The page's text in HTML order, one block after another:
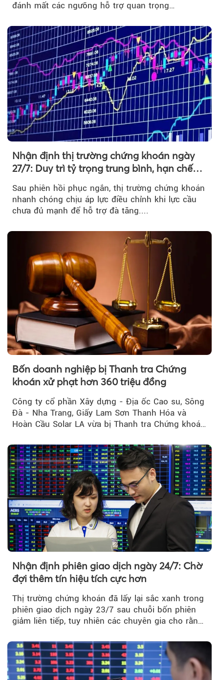
đánh mất các ngưỡng hỗ trợ quan trọng…
Nhận định thị trường chứng khoán ngày
27/7: Duy trì tỷ trọng trung bình, hạn chế
Sau phiên hồi phục ngắn, thị trường chứng khoán
nhanh chóng chịu áp lực điều chỉnh khi lực cầu
chưa đủ mạnh để hỗ trợ đà tăng....
Bốn doanh nghiệp bị Thanh tra Chứng
khoán xử phạt hơn 360 triệu đồng
Công ty cổ phần Xây dựng - Địa ốc Cao su, Sông
Đà - Nha Trang, Giấy Lam Sơn Thanh Hóa và
Hoàn Cầu Solar LA vừa bị Thanh tra Chứng khoán
do vi phạm quy định về công bố thông tin trên
thị trường chứng khoán.
Nhận định phiên giao dịch ngày 24/7: Chờ
đợi thêm tín hiệu tích cực hơn
Thị trường chứng khoán đã lấy lại sắc xanh trong
phiên giao dịch ngày 23/7 sau chuỗi bốn phiên
giảm liên tiếp, tuy nhiên các chuyên gia cho rằng